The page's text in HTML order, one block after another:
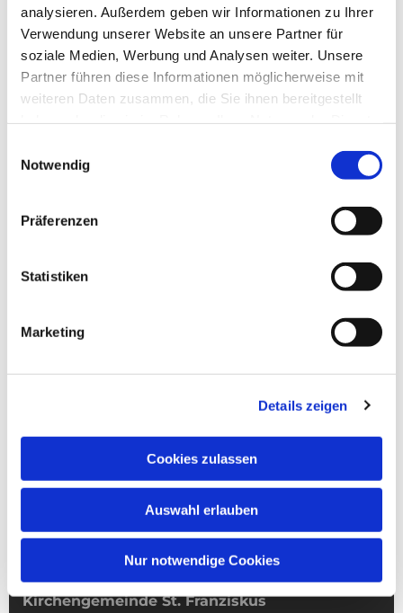
analysieren. Außerdem geben wir Informationen zu Ihrer
Verwendung unserer Website an unsere Partner für
soziale Medien, Werbung und Analysen weiter. Unsere
Partner führen diese Informationen möglicherweise mit
weiteren Daten zusammen, die Sie ihnen bereitgestellt
Notwendig
Präferenzen
Statistiken
Marketing
Details zeigen
Cookies zulassen
Auswahl erlauben
Nur notwendige Cookies
Dies könnte Sie auch
interessieren
Kirchengemeinde­­ St. Franziskus